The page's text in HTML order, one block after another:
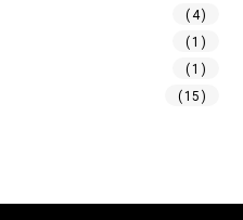
(4)
(1)
(1)
(15)